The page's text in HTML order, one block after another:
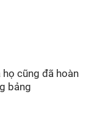
cũng đã hoàn
bảng